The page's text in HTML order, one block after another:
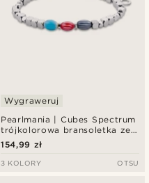
Pearlmania | Cubes Spectrum
trójkolorowa bransoletka ze
szklanych koralików i stali
nierdzewnej
Wygraweruj
154,99 zł
3 KOLORY OTSU